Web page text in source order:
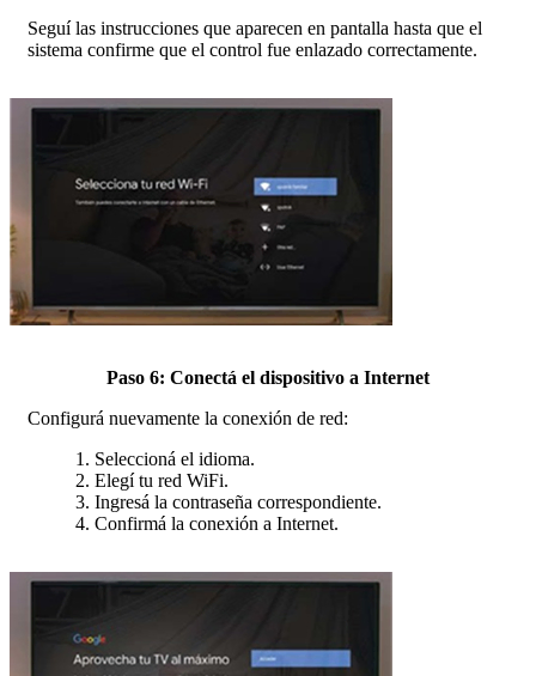
Seguí las instrucciones que aparecen en pantalla hasta que el
sistema confirme que el control fue enlazado correctamente.
Paso 6: Conectá el dispositivo a Internet
Configurá nuevamente la conexión de red:
1. Seleccioná el idioma.
2. Elegí tu red WiFi.
3. Ingresá la contraseña correspondiente.
4. Confirmá la conexión a Internet.